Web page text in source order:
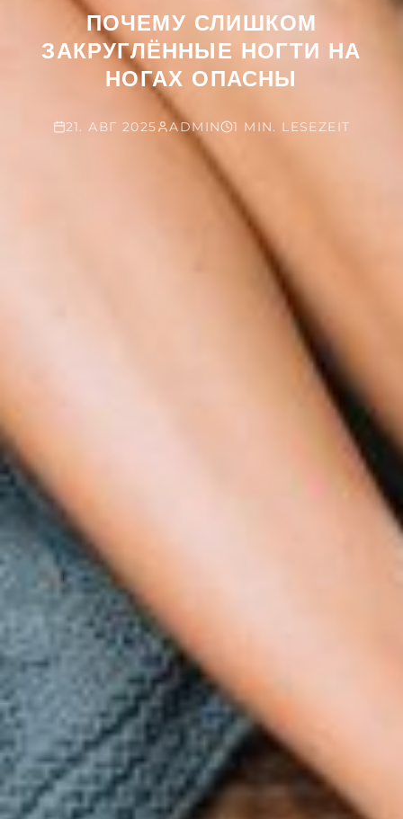
ПОЧЕМУ СЛИШКОМ
ЗАКРУГЛЁННЫЕ НОГТИ НА
НОГАХ ОПАСНЫ
21. АВГ 2025 ADMIN 1 MIN. LESEZEIT